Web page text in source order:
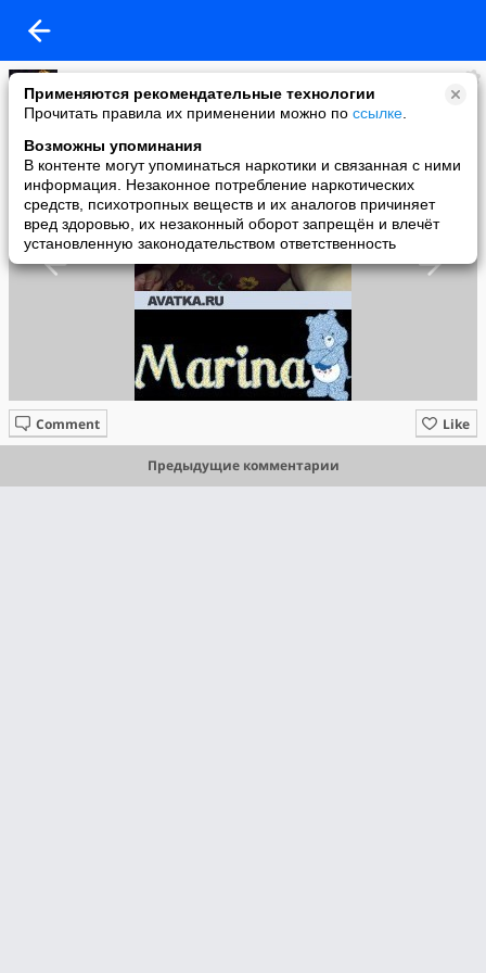
Применяются рекомендательные технологии
Прочитать правила их применении можно по ссылке
Возможны упоминания
В контенте могут упоминаться наркотики и связанная с ними
информация. Незаконное потребление наркотических
средств, психотропных веществ и их аналогов причиняет
вред здоровью, их незаконный оборот запрещён и влечёт
установленную законодательством ответственность
Маринка....))
added a photo
30 Dec в 13:24
Like
Comment
Предыдущие комментарии